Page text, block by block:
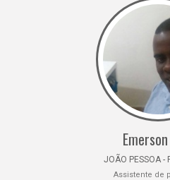
JOÃO PESSOA -
Assistente de